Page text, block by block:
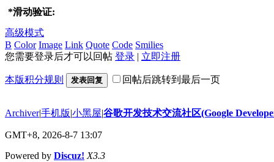
*滑动验证:
高级模式
B Color Image Link Quote Code Smilies
您需要登录后才可以回帖 登录 | 立即注册
本版积分规则 发表回复 回帖后跳转到最后一页
Archiver|手机版|小黑屋|谷歌开发技术交流社区(Google
GMT+8, 2026-8-7 13:07
Powered by Discuz! X3.3